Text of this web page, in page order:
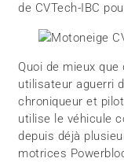
de CVTech-IBC
Quoi de mieux que
utilisateur aguerri
chroniqueur et
utilise le véhicule
depuis déjà
motrices